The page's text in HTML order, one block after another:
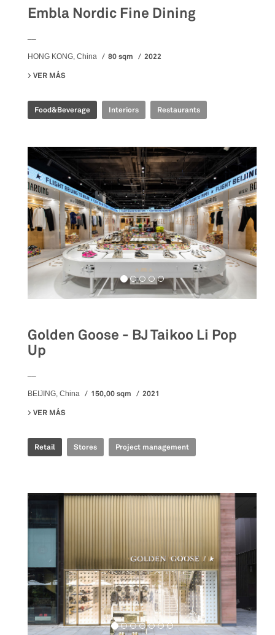
Embla Nordic Fine Dining
HONG KONG, China 80 sqm
2022
VER MÁS
Food&Beverage Interiors Restaurants
Golden Goose - BJ Taikoo Li Pop
Up
BEIJING, China 150,00 sqm
2021
VER MÁS
Retail Stores Project management